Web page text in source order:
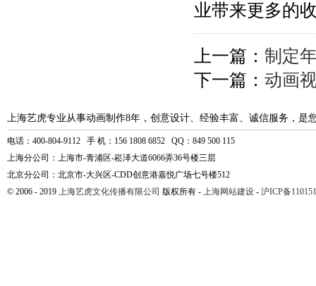
业带来更多的
上一篇： 制定
下一篇： 动画
上海艺虎专业从事动画制作8年，创意设计、经验丰富、诚信服务，是
电话：400-804-9112 手 机：156 1808 6852 QQ：849 500 115
上海分公司：上海市-青浦区-崧泽大道6066弄36号楼三层
北京分公司：北京市-大兴区-CDD创意港嘉悦广场七号楼512
© 2006 - 2019 上海艺虎文化传播有限公司 版权所有 - 上海网站建设 - 沪ICP备